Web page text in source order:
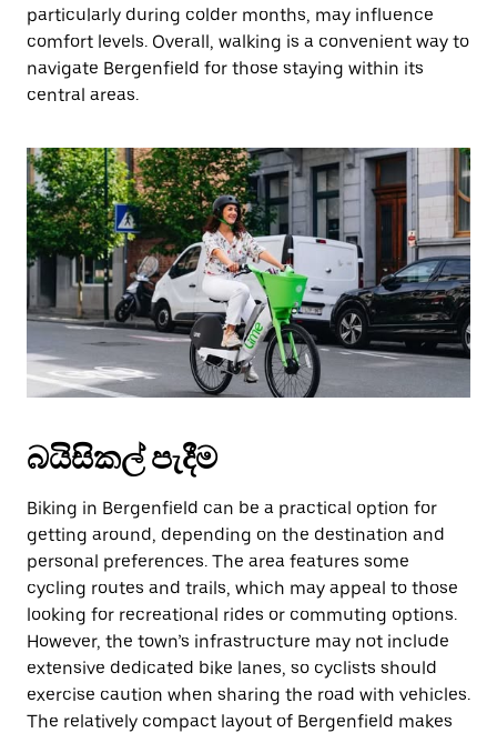
particularly during colder months, may influence
comfort levels. Overall, walking is a convenient way to
navigate Bergenfield for those staying within its
central areas.
බයිසිකල් පැදීම
Biking in Bergenfield can be a practical option for
getting around, depending on the destination and
personal preferences. The area features some
cycling routes and trails, which may appeal to those
looking for recreational rides or commuting options.
However, the town’s infrastructure may not include
extensive dedicated bike lanes, so cyclists should
exercise caution when sharing the road with vehicles.
The relatively compact layout of Bergenfield makes